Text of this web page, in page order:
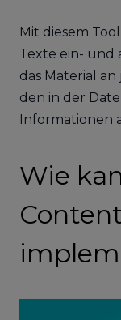
Mit diesem
Texte ein- und
das Material
den in der
Informationen
Wie